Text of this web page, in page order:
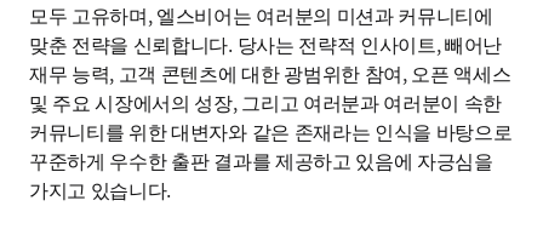
모두 고유하며, 엘스비어는 여러분의 미션과 커뮤니티에
맞춘 전략을 신뢰합니다. 당사는 전략적 인사이트, 빼어난
재무 능력, 고객 콘텐츠에 대한 광범위한 참여, 오픈 액세스
및 주요 시장에서의 성장, 그리고 여러분과 여러분이 속한
커뮤니티를 위한 대변자와 같은 존재라는 인식을 바탕으로
꾸준하게 우수한 출판 결과를 제공하고 있음에 자긍심을
가지고 있습니다.